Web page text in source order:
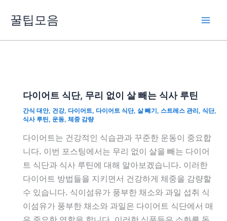
꿀팁모음
다이어트 식단, 무리 없이 살 빼는 식사 루틴
간식 대안, 건강, 다이어트, 다이어트 식단, 살 빼기, 스트레스 관리, 식단,
식사 루틴, 운동, 체중 감량
다이어트는 건강적인 식습관과 꾸준한 운동이 중요합
니다. 이번 포스팅에서는 무리 없이 살을 빼는 다이어
트 식단과 식사 루틴에 대해 알아보겠습니다. 이러한
다이어트 방법들을 지키면서 건강하게 체중을 감량할
수 있습니다. 식이섬유가 풍부한 채소와 과일 섭취 식
이섬유가 풍부한 채소와 과일은 다이어트 식단에서 매